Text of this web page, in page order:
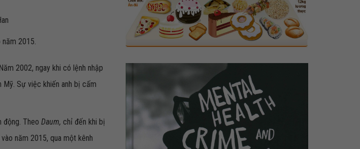
2015.
2002, ngay khi có lệnh nhập
Sự việc khiến anh bị cấm
động. Theo Daum, chỉ đến khi bị
năm 2015, qua một kênh